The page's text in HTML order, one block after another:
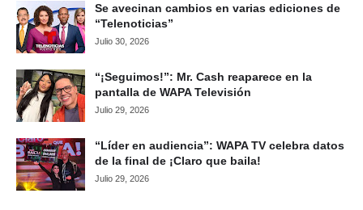
Se avecinan cambios en varias ediciones de
“Telenoticias”
Julio 30, 2026
“¡Seguimos!”: Mr. Cash reaparece en la
pantalla de WAPA Televisión
Julio 29, 2026
“Líder en audiencia”: WAPA TV celebra datos
de la final de ¡Claro que baila!
Julio 29, 2026